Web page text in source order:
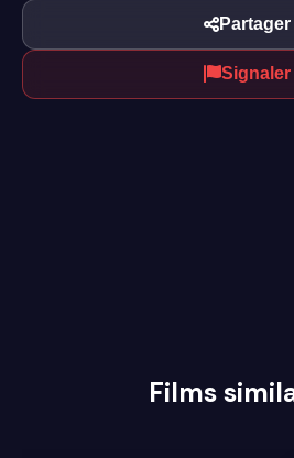
Partager
Signaler
Films